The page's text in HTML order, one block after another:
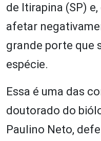
de Itirapina (SP)
afetar
grande porte que
espécie.
Essa é uma das
doutorado do
Paulino Neto,